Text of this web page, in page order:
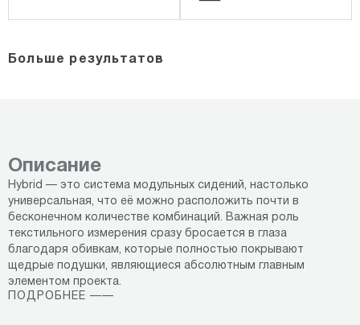
Больше результатов
Описание
Hybrid — это система модульных сидений, настолько
универсальная, что её можно расположить почти в
бесконечном количестве комбинаций. Важная роль
текстильного измерения сразу бросается в глаза
благодаря обивкам, которые полностью покрывают
щедрые подушки, являющиеся абсолютным главным
элементом проекта.
ПОДРОБНЕЕ ——